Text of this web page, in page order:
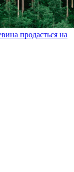
продається на